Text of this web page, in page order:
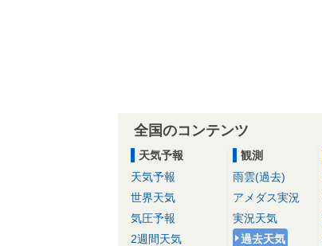
全国のコンテンツ
天気予報
天気予報
世界天気
気圧予報
2週間天気
観測
雨雲(過去)
アメダス実況
実況天気
過去天気